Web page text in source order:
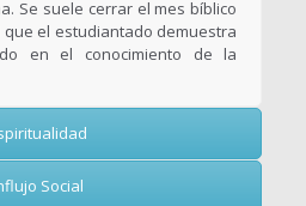
Se suele cerrar el mes bíblico
que el estudiantado demuestra
en el conocimiento de la
Social